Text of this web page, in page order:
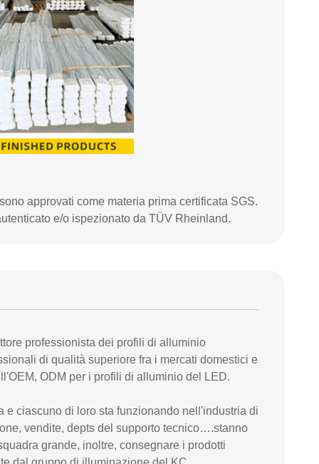
approvati come materia prima certificata SGS.
e/o ispezionato da TÜV Rheinland.
professionista dei profili di alluminio
di qualità superiore fra i mercati domestici e
ODM per i profili di alluminio del LED.
ciascuno di loro sta funzionando nell'industria di
vendite, depts del supporto tecnico….stanno
grande, inoltre, consegnare i prodotti